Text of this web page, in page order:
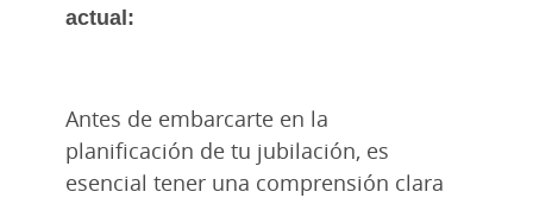
actual:
Antes de embarcarte en la
planificación de tu jubilación, es
esencial tener una comprensión clara